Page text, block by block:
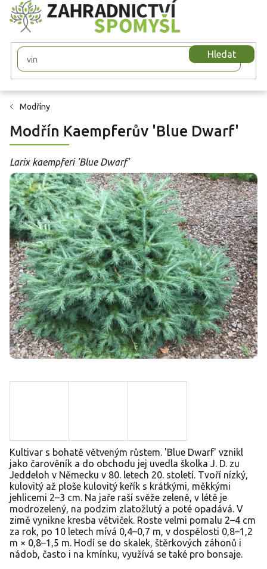
Přejít
na
obsah
Hledat
Modříny
Modřín Kaempferův 'Blue Dwarf'
Larix kaempferi 'Blue Dwarf'
Kultivar s bohatě větveným růstem. 'Blue Dwarf' vznikl
jako čarověník a do obchodu jej uvedla školka J. D. zu
Jeddeloh v Německu v 80. letech 20. století. Tvoří nízký,
kulovitý až ploše kulovitý keřík s krátkými, měkkými
jehlicemi 2–3 cm. Na jaře raší svěže zeleně, v létě je
modrozelený, na podzim zlatožlutý a poté opadává. V
zimě vynikne kresba větviček. Roste velmi pomalu 2–4 cm
za rok, po 10 letech mívá 0,4–0,7 m, v dospělosti 0,8–1,2
m × 0,8–1,5 m. Hodí se do skalek, štěrkových záhonů i
nádob, často i na kmínku, využívá se také pro bonsaje.